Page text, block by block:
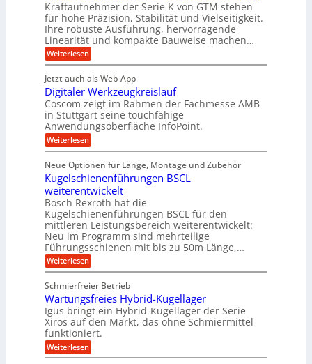
c
h
i
n
d
e
t
i
e
b
e
f
ü
r
r
a
u
e
U
m
g
e
b
u
n
g
e
n
d
A
u
f
t
r
a
g
s
e
i
g
a
n
g
s
e
,
w
e
n
i
g
e
r
S
t
e
l
l
e
n
s
t
a
n
g
e
n
e
t
r
i
e
b
e
f
r
p
r
ä
z
i
s
e
H
u
b
e
w
e
g
u
n
g
e
Kraftaufnehmer der Serie K von GTM stehen
für hohe Präzision, Stabilität und Vielseitigkeit.
Ihre robuste Ausführung, hervorragende
Linearität und kompakte Bauweise machen…
Weiterlesen:
P
ä
z
i
s
i
o
n
f
r
A
u
t
o
m
o
t
i
v
e
n
d
M
a
s
c
h
i
Jetzt auch als Web-App
Digitaler Werkzeugkreislauf
Coscom zeigt im Rahmen der Fachmesse AMB
in Stuttgart seine touchfähige
Anwendungsoberfläche InfoPoint.
Weiterlesen:
D
g
i
t
a
l
e
r
W
e
r
k
z
e
u
g
k
r
e
i
s
Neue Optionen für Länge, Montage und Zubehör
Kugelschienenführungen BSCL
weiterentwickelt
Bosch Rexroth hat die
Kugelschienenführungen BSCL für den
mittleren Leistungsbereich weiterentwickelt:
Neu im Programm sind mehrteilige
Führungsschienen mit bis zu 50m Länge,…
Weiterlesen:
K
g
e
l
s
c
h
i
e
Schmierfreier Betrieb
Wartungsfreies Hybrid-Kugellager
Igus bringt ein Hybrid-Kugellager der Serie
Xiros auf den Markt, das ohne Schmiermittel
funktioniert.
Weiterlesen:
W